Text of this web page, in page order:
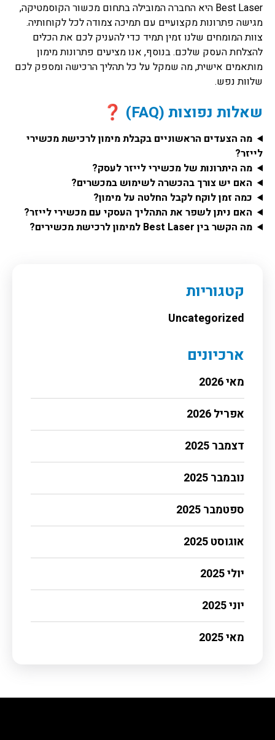
Best Laser היא החברה המובילה בתחום מכשור הקוסמטיקה,
מגישה פתרונות מקצועיים עם תמיכה צמודה לכל לקוחותיה.
צוות המומחים שלנו זמין תמיד כדי להעניק לכם את הכלים
להצלחת העסק שלכם. בנוסף, אנו מציעים פתרונות מימון
מותאמים אישית, מה שמקל על כל תהליך הרכישה ומספק לכם
שלוות נפש.
שאלות נפוצות (FAQ) ❓
מה הצעדים הראשוניים בקבלת מימון לרכישת מכשירי
לייזר?
מה היתרונות של מכשירי לייזר לעסק?
האם יש צורך בהכשרה לשימוש במכשרים?
כמה זמן לוקח לקבל החלטה על מימון?
האם ניתן לשפר את התהליך העסקי עם מכשירי לייזר?
מה הקשר בין Best Laser למימון לרכישת מכשירים?
קטגוריות
Uncategorized
ארכיונים
מאי 2026
אפריל 2026
דצמבר 2025
נובמבר 2025
ספטמבר 2025
אוגוסט 2025
יולי 2025
יוני 2025
מאי 2025